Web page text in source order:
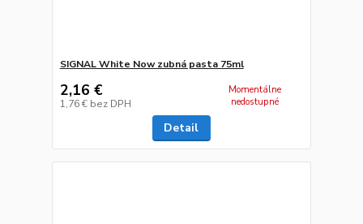
SIGNAL White Now zubná pasta 75ml
2,16 €
1,76 € bez DPH
Momentálne
nedostupné
Detail